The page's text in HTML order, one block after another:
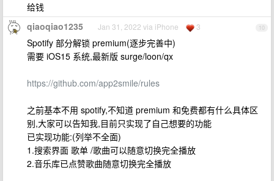
给钱
10
qiaoqiao1235 Jan 31, 2022 via iPhone 3
Spotify 部分解锁 premium(逐步完善中)
需要 iOS15 系统,最新版 surge/loon/qx
https://github.com/app2smile/rules
之前基本不用 spotify,不知道 premium 和免费都有什么具体区
别,大家可以告知我,目前只实现了自己想要的功能
已实现功能:(列举不全面)
1.搜索界面 歌单 /歌曲可以随意切换完全播放
2.音乐库已点赞歌曲随意切换完全播放